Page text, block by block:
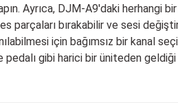
Ayrıca, DJM-A9'daki herhangi
parçaları bırakabilir ve sesi
için bağımsız bir kanal
gibi harici bir üniteden